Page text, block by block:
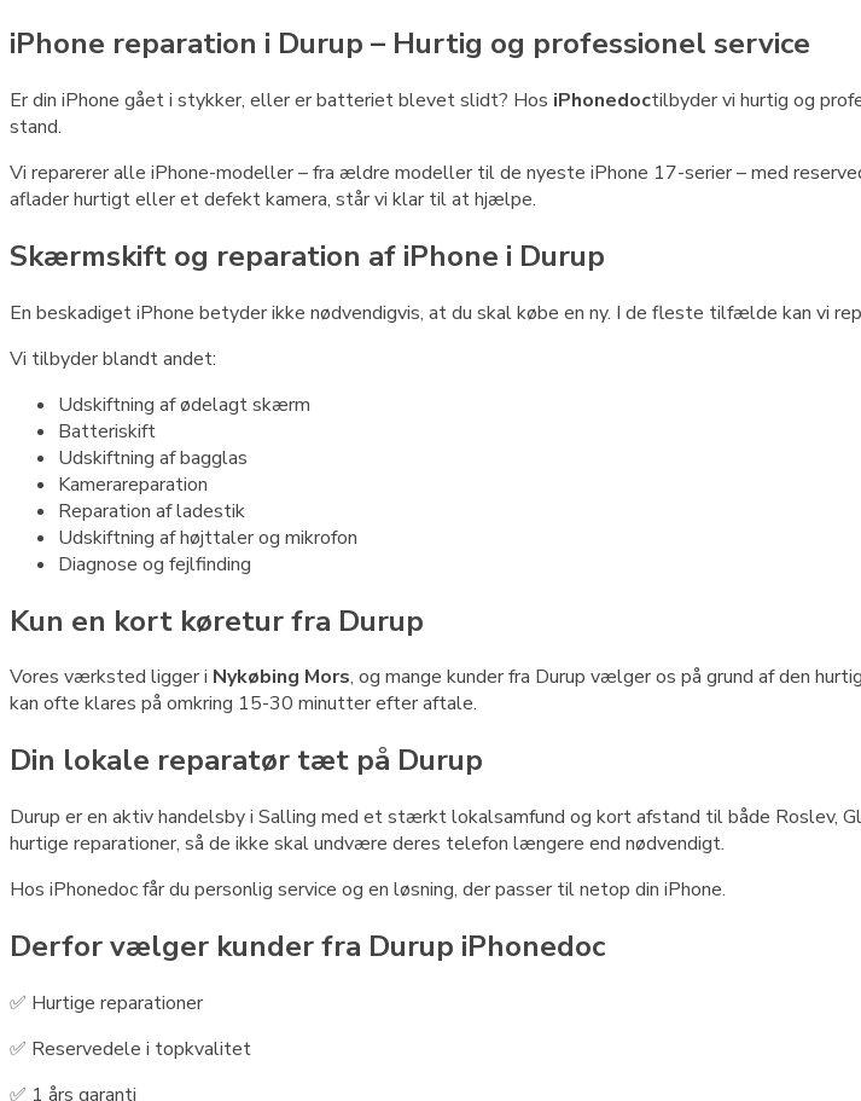
iPhone reparation i Durup – Hurtig og professionel service
Er din iPhone gået i stykker, eller er batteriet blevet slidt? Hos iPhonedoctilbyder vi hurtig og
stand.
Vi reparerer alle iPhone-modeller – fra ældre modeller til de nyeste iPhone 17-serier – med
aflader hurtigt eller et defekt kamera, står vi klar til at hjælpe.
Skærmskift og reparation af iPhone i Durup
En beskadiget iPhone betyder ikke nødvendigvis, at du skal købe en ny. I de fleste tilfælde kan vi
Vi tilbyder blandt andet:
Udskiftning af ødelagt skærm
Batteriskift
Udskiftning af bagglas
Kamerareparation
Reparation af ladestik
Udskiftning af højttaler og mikrofon
Diagnose og fejlfinding
Kun en kort køretur fra Durup
Vores værksted ligger i Nykøbing Mors, og mange kunder fra Durup vælger os på grund af den
kan ofte klares på omkring 15-30 minutter efter aftale.
Din lokale reparatør tæt på Durup
Durup er en aktiv handelsby i Salling med et stærkt lokalsamfund og kort afstand til både Roslev,
hurtige reparationer, så de ikke skal undvære deres telefon længere end nødvendigt.
Hos iPhonedoc får du personlig service og en løsning, der passer til netop din iPhone.
Derfor vælger kunder fra Durup iPhonedoc
✅ Hurtige reparationer
✅ Reservedele i topkvalitet
✅ 1 års garanti